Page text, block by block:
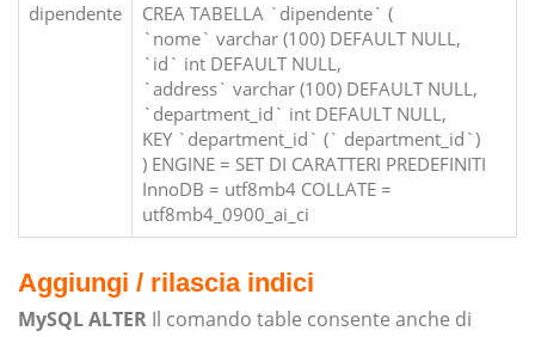
dipendente
CREA TABELLA `dipendente` (
`nome` varchar (100) DEFAULT NULL,
`id` int DEFAULT NULL,
`address` varchar (100) DEFAULT NULL,
`department_id` int DEFAULT NULL,
KEY `department_id` (` department_id`)
) ENGINE = SET DI CARATTERI PREDEFINITI
InnoDB = utf8mb4 COLLATE =
utf8mb4_0900_ai_ci
Aggiungi / rilascia indici
MySQL ALTER Il comando table consente anche di